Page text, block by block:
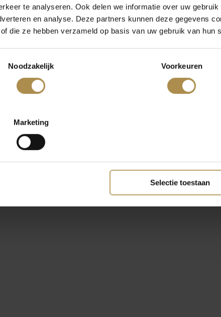
te analyseren. Ook delen we informatie over uw
en analyse. Deze partners kunnen deze gegevens
die ze hebben verzameld op basis van uw gebruik van hun
Noodzakelijk
Voorkeuren
Marketing
Selectie toestaan
in: